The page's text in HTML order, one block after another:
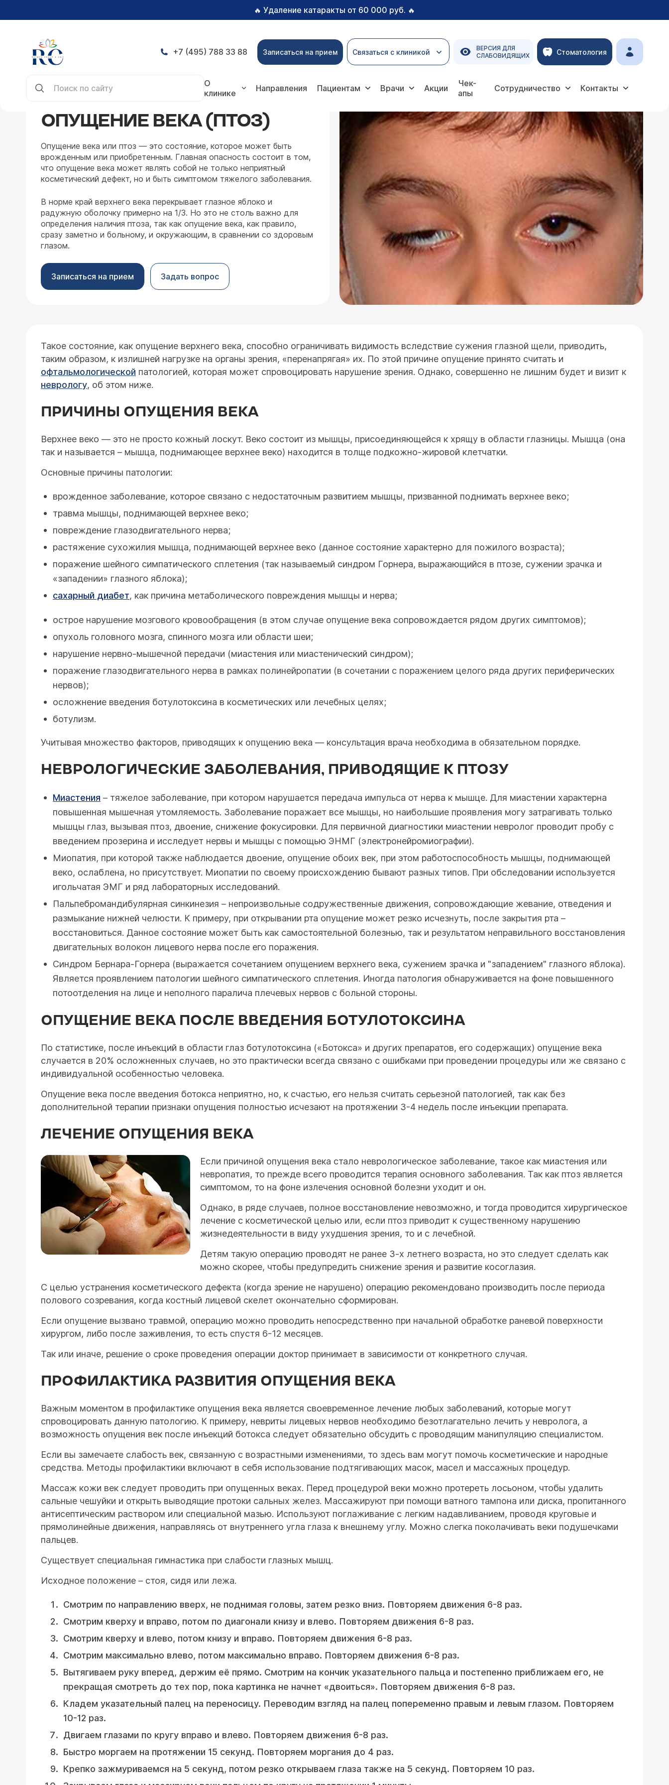
🔥 Удаление катаракты от 60 000 руб. 🔥
+7 (495) 788 33 88 Записаться на прием Связаться с клиникой
ВЕРСИЯ ДЛЯ
СЛАБОВИДЯЩИХ
Стоматология
О
клинике
Направления Пациентам Врачи Акции
Чек-
апы
Сотрудничество Контакты
ОПУЩЕНИЕ ВЕКА (ПТОЗ)
Опущение века или птоз — это состояние, которое может быть
врожденным или приобретенным. Главная опасность состоит в том,
что опущение века может являть собой не только неприятный
косметический дефект, но и быть симптомом тяжелого заболевания.
В норме край верхнего века перекрывает глазное яблоко и
радужную оболочку примерно на 1/3. Но это не столь важно для
определения наличия птоза, так как опущение века, как правило,
сразу заметно и больному, и окружающим, в сравнении со здоровым
глазом.
Записаться на прием Задать вопрос
Такое состояние, как опущение верхнего века, способно ограничивать видимость вследствие сужения глазной щели, приводить,
таким образом, к излишней нагрузке на органы зрения, «перенапрягая» их. По этой причине опущение принято считать и
офтальмологической патологией, которая может спровоцировать нарушение зрения. Однако, совершенно не лишним будет и визит к
неврологу, об этом ниже.
ПРИЧИНЫ ОПУЩЕНИЯ ВЕКА
Верхнее веко — это не просто кожный лоскут. Веко состоит из мышцы, присоединяющейся к хрящу в области глазницы. Мышца (она
так и называется – мышца, поднимающее верхнее веко) находится в толще подкожно-жировой клетчатки.
Основные причины патологии:
врожденное заболевание, которое связано с недостаточным развитием мышцы, призванной поднимать верхнее веко;
травма мышцы, поднимающей верхнее веко;
повреждение глазодвигательного нерва;
растяжение сухожилия мышца, поднимающей верхнее веко (данное состояние характерно для пожилого возраста);
поражение шейного симпатического сплетения (так называемый синдром Горнера, выражающийся в птозе, сужении зрачка и
«западении» глазного яблока);
сахарный диабет, как причина метаболического повреждения мышцы и нерва;
острое нарушение мозгового кровообращения (в этом случае опущение века сопровождается рядом других симптомов);
опухоль головного мозга, спинного мозга или области шеи;
нарушение нервно-мышечной передачи (миастения или миастенический синдром);
поражение глазодвигательного нерва в рамках полинейропатии (в сочетании с поражением целого ряда других периферических
нервов);
осложнение введения ботулотоксина в косметических или лечебных целях;
ботулизм.
Учитывая множество факторов, приводящих к опущению века — консультация врача необходима в обязательном порядке.
НЕВРОЛОГИЧЕСКИЕ ЗАБОЛЕВАНИЯ, ПРИВОДЯЩИЕ К ПТОЗУ
Миастения – тяжелое заболевание, при котором нарушается передача импульса от нерва к мышце. Для миастении характерна
повышенная мышечная утомляемость. Заболевание поражает все мышцы, но наибольшие проявления могу затрагивать только
мышцы глаз, вызывая птоз, двоение, снижение фокусировки. Для первичной диагностики миастении невролог проводит пробу с
введением прозерина и исследует нервы и мышцы с помощью ЭНМГ (электронейромиографии).
Миопатия, при которой также наблюдается двоение, опущение обоих век, при этом работоспособность мышцы, поднимающей
веко, ослаблена, но присутствует. Миопатии по своему происхождению бывают разных типов. При обследовании используется
игольчатая ЭМГ и ряд лабораторных исследований.
Пальпебромандибулярная синкинезия – непроизвольные содружественные движения, сопровождающие жевание, отведения и
размыкание нижней челюсти. К примеру, при открывании рта опущение может резко исчезнуть, после закрытия рта –
восстановиться. Данное состояние может быть как самостоятельной болезнью, так и результатом неправильного восстановления
двигательных волокон лицевого нерва после его поражения.
Синдром Бернара-Горнера (выражается сочетанием опущением верхнего века, сужением зрачка и "западением" глазного яблока).
Является проявлением патологии шейного симпатического сплетения. Иногда патология обнаруживается на фоне повышенного
потоотделения на лице и неполного паралича плечевых нервов с больной стороны.
ОПУЩЕНИЕ ВЕКА ПОСЛЕ ВВЕДЕНИЯ БОТУЛОТОКСИНА
По статистике, после инъекций в области глаз ботулотоксина («Ботокса» и других препаратов, его содержащих) опущение века
случается в 20% осложненных случаев, но это практически всегда связано с ошибками при проведении процедуры или же связано с
индивидуальной особенностью человека.
Опущение века после введения ботокса неприятно, но, к счастью, его нельзя считать серьезной патологией, так как без
дополнительной терапии признаки опущения полностью исчезают на протяжении 3-4 недель после инъекции препарата.
ЛЕЧЕНИЕ ОПУЩЕНИЯ ВЕКА
Если причиной опущения века стало неврологическое заболевание, такое как миастения или
невропатия, то прежде всего проводится терапия основного заболевания. Так как птоз является
симптомом, то на фоне излечения основной болезни уходит и он.
Однако, в ряде случаев, полное восстановление невозможно, и тогда проводится хирургическое
лечение с косметической целью или, если птоз приводит к существенному нарушению
жизнедеятельности в виду ухудшения зрения, то и с лечебной.
Детям такую операцию проводят не ранее 3-х летнего возраста, но это следует сделать как
можно скорее, чтобы предупредить снижение зрения и развитие косоглазия.
С целью устранения косметического дефекта (когда зрение не нарушено) операцию рекомендовано производить после периода
полового созревания, когда костный лицевой скелет окончательно сформирован.
Если опущение вызвано травмой, операцию можно проводить непосредственно при начальной обработке раневой поверхности
хирургом, либо после заживления, то есть спустя 6-12 месяцев.
Так или иначе, решение о сроке проведения операции доктор принимает в зависимости от конкретного случая.
ПРОФИЛАКТИКА РАЗВИТИЯ ОПУЩЕНИЯ ВЕКА
Важным моментом в профилактике опущения века является своевременное лечение любых заболеваний, которые могут
спровоцировать данную патологию. К примеру, невриты лицевых нервов необходимо безотлагательно лечить у невролога, а
возможность опущения век после инъекций ботокса следует обязательно обсудить с проводящим манипуляцию специалистом.
Если вы замечаете слабость век, связанную с возрастными изменениями, то здесь вам могут помочь косметические и народные
средства. Методы профилактики включают в себя использование подтягивающих масок, масел и массажных процедур.
Массаж кожи век следует проводить при опущенных веках. Перед процедурой веки можно протереть лосьоном, чтобы удалить
сальные чешуйки и открыть выводящие протоки сальных желез. Массажируют при помощи ватного тампона или диска, пропитанного
антисептическим раствором или специальной мазью. Используют поглаживание с легким надавливанием, проводя круговые и
прямолинейные движения, направляясь от внутреннего угла глаза к внешнему углу. Можно слегка поколачивать веки подушечками
пальцев.
Существует специальная гимнастика при слабости глазных мышц.
Исходное положение – стоя, сидя или лежа.
Смотрим по направлению вверх, не поднимая головы, затем резко вниз. Повторяем движения 6-8 раз.
Смотрим кверху и вправо, потом по диагонали книзу и влево. Повторяем движения 6-8 раз.
Смотрим кверху и влево, потом книзу и вправо. Повторяем движения 6-8 раз.
Смотрим максимально влево, потом максимально вправо. Повторяем движения 6-8 раз.
Вытягиваем руку вперед, держим её прямо. Смотрим на кончик указательного пальца и постепенно приближаем его, не
прекращая смотреть до тех пор, пока картинка не начнет «двоиться». Повторяем движения 6-8 раз.
Кладем указательный палец на переносицу. Переводим взгляд на палец попеременно правым и левым глазом. Повторяем
10-12 раз.
Двигаем глазами по кругу вправо и влево. Повторяем движения 6-8 раз.
Быстро моргаем на протяжении 15 секунд. Повторяем моргания до 4 раз.
Крепко зажмуриваемся на 5 секунд, потом резко открываем глаза также на 5 секунд. Повторяем 10 раз.